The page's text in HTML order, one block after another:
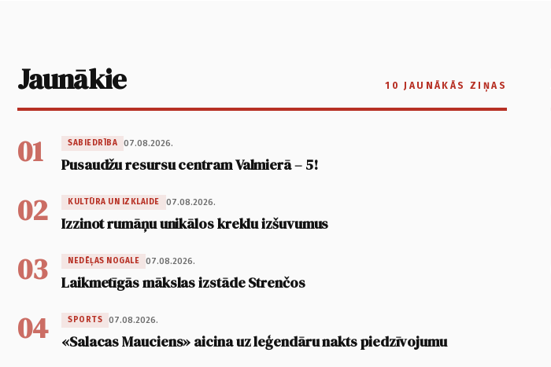
Jaunākie 10 JAUNĀKĀS ZIŅAS
01 SABIEDRĪBA 07.08.2026.
Pusaudžu resursu centram Valmierā – 5!
02 KULTŪRA UN IZKLAIDE 07.08.2026.
Izzinot rumāņu unikālos kreklu izšuvumus
03 NEDĒĻAS NOGALE 07.08.2026.
Laikmetīgās mākslas izstāde Strenčos
04 SPORTS 07.08.2026.
«Salacas Mauciens» aicina uz leģendāru nakts piedzīvojumu